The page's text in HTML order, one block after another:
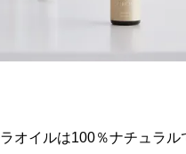
オイルは100％ナチュラル